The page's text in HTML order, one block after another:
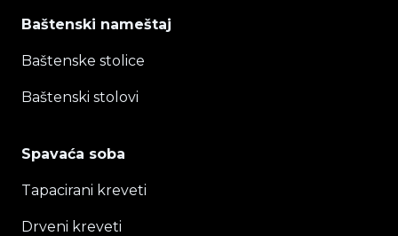
Baštenski nameštaj
Baštenske stolice
Baštenski stolovi
Spavaća soba
Tapacirani kreveti
Drveni kreveti